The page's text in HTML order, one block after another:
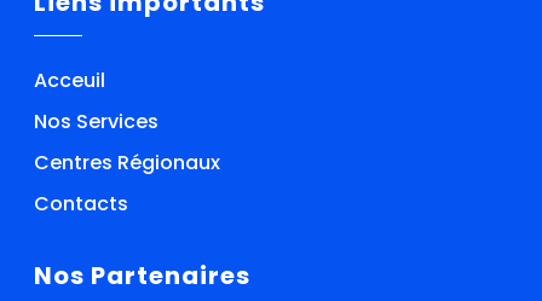
Acceuil
Nos Services
Centres Régionaux
Contacts
Nos Partenaires